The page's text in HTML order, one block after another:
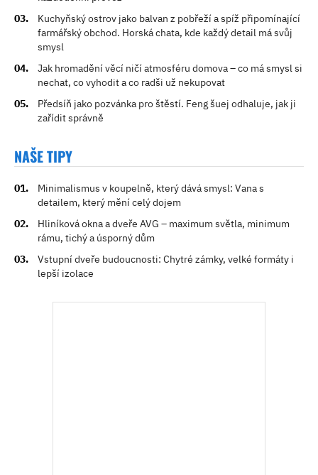
Kuchyňský ostrov jako balvan z pobřeží a spíž připomínající
farmářský obchod. Horská chata, kde každý detail má svůj
smysl
Jak hromadění věcí ničí atmosféru domova – co má smysl si
nechat, co vyhodit a co radši už nekupovat
Předsíň jako pozvánka pro štěstí. Feng šuej odhaluje, jak ji
zařídit správně
NAŠE TIPY
Minimalismus v koupelně, který dává smysl: Vana s
detailem, který mění celý dojem
Hliníková okna a dveře AVG – maximum světla, minimum
rámu, tichý a úsporný dům
Vstupní dveře budoucnosti: Chytré zámky, velké formáty i
lepší izolace